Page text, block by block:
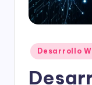
Publicado
en
Desarrollo